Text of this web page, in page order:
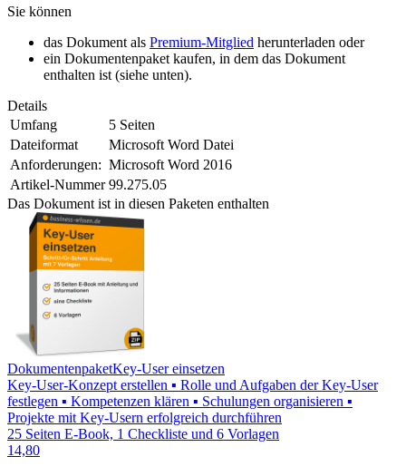
Sie können
das Dokument als Premium-Mitglied herunterladen oder
ein Dokumentenpaket kaufen, in dem das Dokument
enthalten ist (siehe unten).
Details
Umfang
5 Seiten
Dateiformat
Microsoft Word Datei
Anforderungen: Microsoft Word 2016
Artikel-Nummer 99.275.05
Das Dokument ist in diesen Paketen enthalten
DokumentenpaketKey-User einsetzen
Key-User-Konzept erstellen ▪ Rolle und Aufgaben der Key-User
festlegen ▪ Kompetenzen klären ▪ Schulungen organisieren ▪
Projekte mit Key-Usern erfolgreich durchführen
25 Seiten E-Book, 1 Checkliste und 6 Vorlagen
14,80